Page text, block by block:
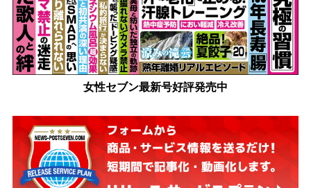
女性セブン最新号好評発売中